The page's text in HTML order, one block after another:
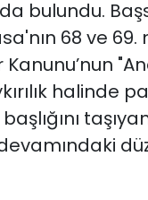
bulundu.
68 ve
Kanunu’nun
halinde
taşıyan